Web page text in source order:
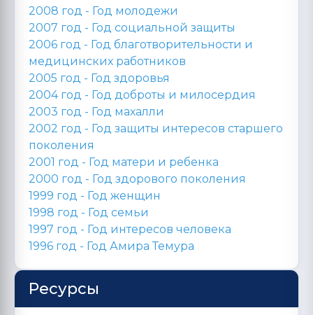
2008 год - Год молодежи
2007 год - Год социальной защиты
2006 год - Год благотворительности и
медицинских работников
2005 год - Год здоровья
2004 год - Год доброты и милосердия
2003 год - Год махалли
2002 год - Год защиты интересов старшего
поколения
2001 год - Год матери и ребенка
2000 год - Год здорового поколения
1999 год - Год женщин
1998 год - Год семьи
1997 год - Год интересов человека
1996 год - Год Амира Темура
Ресурсы